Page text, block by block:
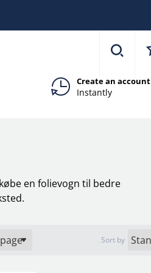
Create an account
Instantly
en folievogn til bedre
Sort by